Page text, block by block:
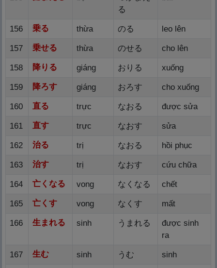
る
156 乗る thừa のる leo lên
157 乗せる thừa のせる cho lên
158 降りる giáng おりる xuống
159 降ろす giáng おろす cho xuống
160 直
Nghĩa: Thẳng thắn, ngay thẳng,
る trực なおる được sửa
161 直
Nghĩa: Thẳng thắn, ngay thẳng,
す trực なおす sửa
162 治る trị なおる hồi phục
163 治す trị なおす cứu chữa
164 亡くなる vong なくなる chết
165 亡くす vong なくす mất
166 生まれる sinh うまれる
được sinh
ra
167 生む sinh うむ sinh